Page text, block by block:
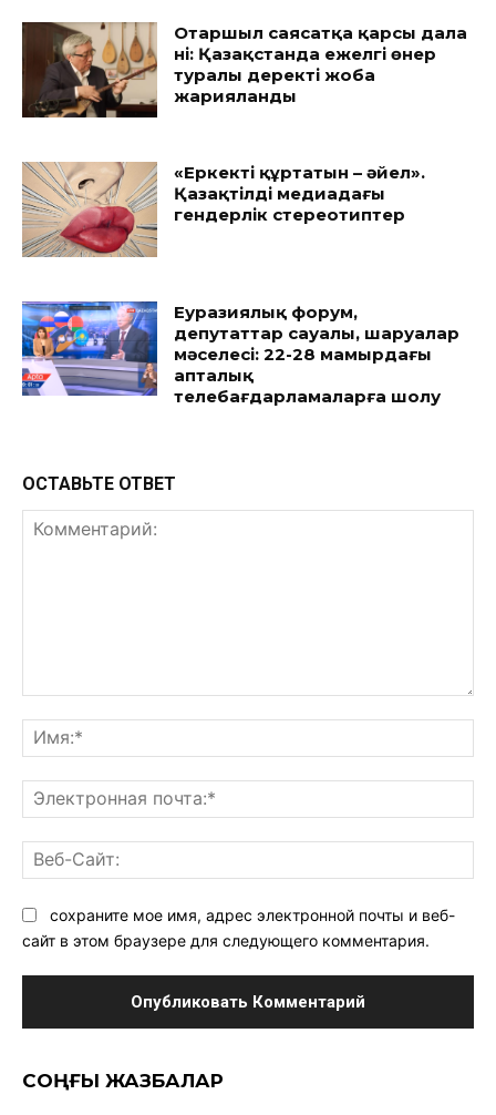
Отаршыл саясатқа қарсы дала
үні: Қазақстанда ежелгі өнер
туралы деректі жоба
жарияланды
«Еркекті құртатын – әйел».
Қазақтілді медиадағы
гендерлік стереотиптер
Еуразиялық форум,
депутаттар сауалы, шаруалар
мәселесі: 22-28 мамырдағы
апталық
телебағдарламаларға шолу
ОСТАВЬТЕ ОТВЕТ
сохраните мое имя, адрес электронной почты и веб-
сайт в этом браузере для следующего комментария.
CОҢҒЫ ЖАЗБАЛАР